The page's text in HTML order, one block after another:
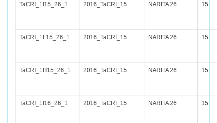
TaCRI_1I15_26_1 2016_TaCRI_15 NARITA 26 15
TaCRI_1L15_26_1 2016_TaCRI_15 NARITA 26 15
TaCRI_1H15_26_1 2016_TaCRI_15 NARITA 26 15
TaCRI_1I16_26_1 2016_TaCRI_15 NARITA 26 15